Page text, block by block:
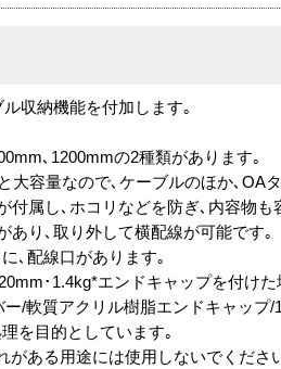
収納機能を付加します｡
､1200mmの2種類があります｡
大容量なので､ケーブルのほか､OA
付属し､ホコリなどを防ぎ､内容物も
あり､取り外して横配線が可能です｡
､配線口があります｡
･1.4kg*エンドキャップを付け
/軟質アクリル樹脂エンドキャッ
を目的としています｡
がある用途には使用しないでくださ